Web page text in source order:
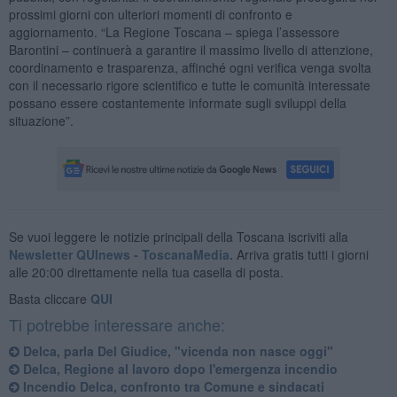
prossimi giorni con ulteriori momenti di confronto e
aggiornamento. “La Regione Toscana – spiega l’assessore
Barontini – continuerà a garantire il massimo livello di attenzione,
coordinamento e trasparenza, affinché ogni verifica venga svolta
con il necessario rigore scientifico e tutte le comunità interessate
possano essere costantemente informate sugli sviluppi della
situazione”.
Se vuoi leggere le notizie principali della Toscana iscriviti alla
Newsletter QUInews - ToscanaMedia. Arriva gratis tutti i giorni
alle 20:00 direttamente nella tua casella di posta.
Basta cliccare QUI
Ti potrebbe interessare anche:
Delca, parla Del Giudice, "vicenda non nasce oggi"
Delca, Regione al lavoro dopo l'emergenza incendio
Incendio Delca, confronto tra Comune e sindacati